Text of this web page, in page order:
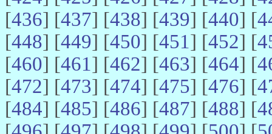
[436] [437] [438] [439] [440] [
[448] [449] [450] [451] [452] [
[460] [461] [462] [463] [464] [
[472] [473] [474] [475] [476] [
[484] [485] [486] [487] [488] [